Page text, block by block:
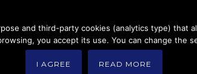
Betaplast 2021. All Rights Reserved
and third-party cookies (analytics type)
you accept its use. You can change the
I AGREE READ MORE